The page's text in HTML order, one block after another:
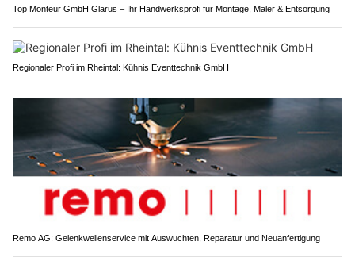
Top Monteur GmbH Glarus – Ihr Handwerksprofi für Montage, Maler & Entsorgung
Regionaler Profi im Rheintal: Kühnis Eventtechnik GmbH
Remo AG: Gelenkwellenservice mit Auswuchten, Reparatur und Neuanfertigung